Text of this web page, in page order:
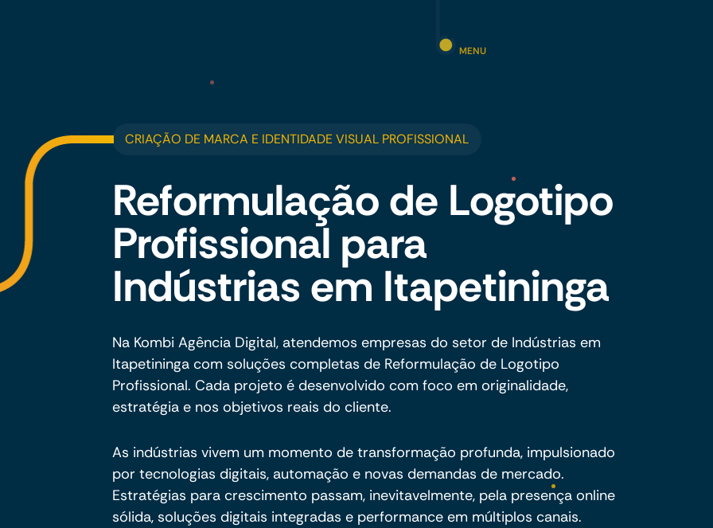
MENU
CRIAÇÃO DE MARCA E IDENTIDADE VISUAL PROFISSIONAL
Reformulação de Logotipo
Profissional para
Indústrias em Itapetininga
Na Kombi Agência Digital, atendemos empresas do setor de Indústrias em
Itapetininga com soluções completas de Reformulação de Logotipo
Profissional. Cada projeto é desenvolvido com foco em originalidade,
estratégia e nos objetivos reais do cliente.
As indústrias vivem um momento de transformação profunda, impulsionado
por tecnologias digitais, automação e novas demandas de mercado.
Estratégias para crescimento passam, inevitavelmente, pela presença online
sólida, soluções digitais integradas e performance em múltiplos canais.